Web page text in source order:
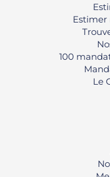
Estimer
100
Le